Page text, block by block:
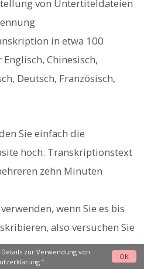
von Untertiteldateien
in etwa 100
Chinesisch,
Deutsch, Französisch,
Sie einfach die
hoch. Transkriptionstext
zehn Minuten
wenn Sie es bis
also versuchen Sie
zur Verwendung von
“.
OK